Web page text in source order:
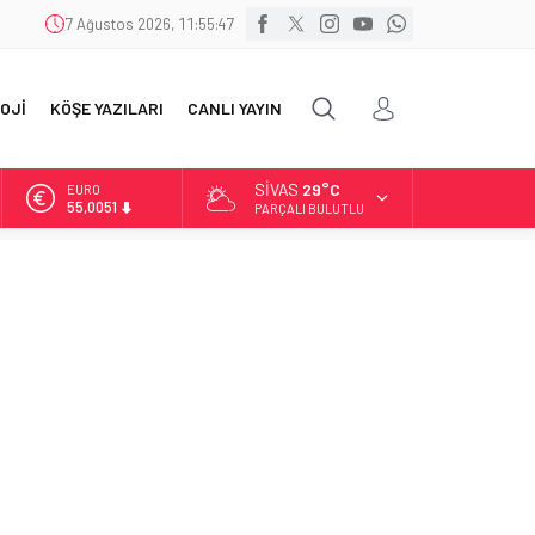
7 Ağustos 2026, 11:55:48
KÖŞE YAZILARI CANLI YAYIN
ALTIN
6.584,66
SIVAS 29°C
PARÇALI BULUTLU